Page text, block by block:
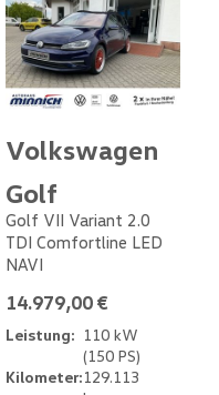
Volkswagen
Golf
Golf VII Variant 2.0
TDI Comfortline LED
NAVI
14.979,00 €
Leistung: 110 kW
(150 PS)
Kilometer:129.113